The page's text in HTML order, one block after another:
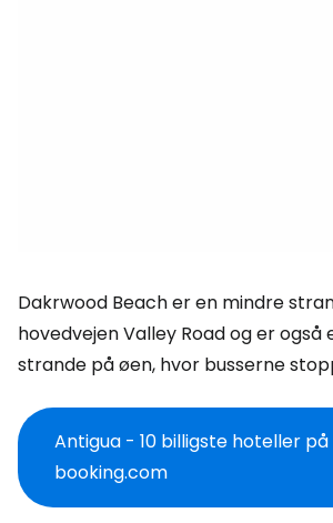
Dakrwood Beach er en mindre
hovedvejen Valley Road og er også
strande på øen, hvor busserne
Antigua - 10 billigste hoteller på
booking.com